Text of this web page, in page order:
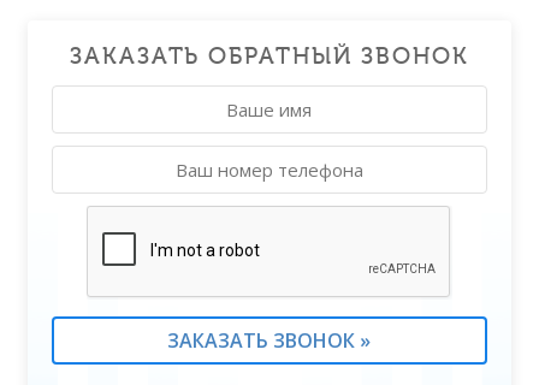
ЗАКАЗАТЬ ОБРАТНЫЙ ЗВОНОК